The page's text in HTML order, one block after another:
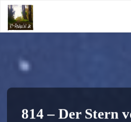
Zum
Inhalt
springen
814 – Der Stern